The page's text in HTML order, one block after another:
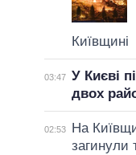
Київщині
03:47 У Києві
двох
02:53
На
загинули